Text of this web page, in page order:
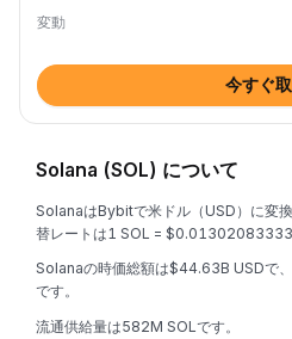
変動
今すぐ
Solana (SOL) について
SolanaはBybitで米ドル（USD）に変
替レートは1 SOL =
Solanaの時価総額は$44.63B USDで
です。
流通供給量は582M SOLです。